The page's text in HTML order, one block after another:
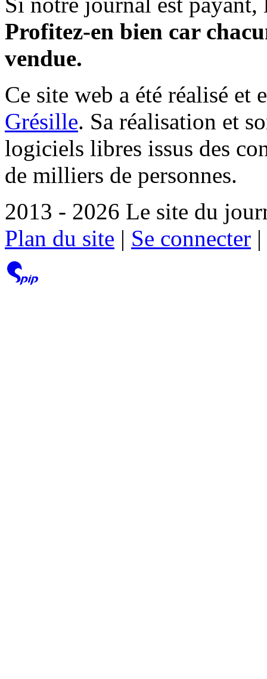
Profitez-en bien car
vendue.
Ce site web a été réalisé et
Grésille. Sa réalisation et
logiciels libres issus des
de milliers de personnes.
2013 - 2026 Le site du
Plan du site | Se connecter |